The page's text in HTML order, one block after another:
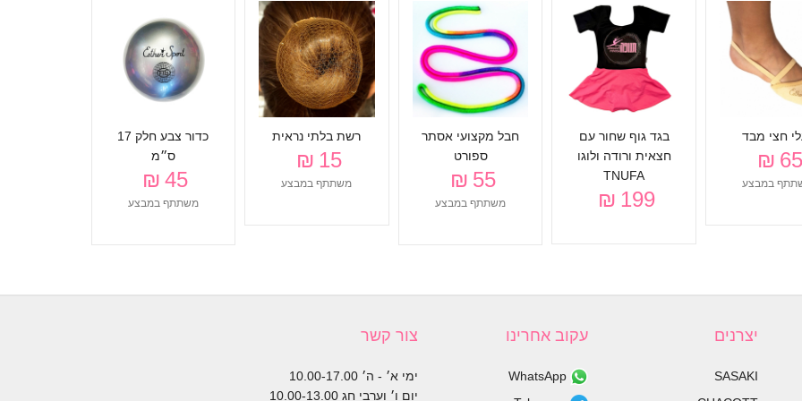
חצי מבד
65 ₪
במבצע
בגד גוף שחור עם
חצאית ורודה ולוגו
TNUFA
199 ₪
חבל מקצועי אסתר
ספורט
55 ₪
משתתף במבצע
רשת בלתי נראית
15 ₪
משתתף במבצע
כדור צבע חלק 17
ס״מ
45 ₪
משתתף במבצע
יצרנים
SASAKI
עקוב אחרינו צור קשר
ימי א׳ - ה׳ 10.00-17.00
יום ו׳ וערבי חג 10.00-13.00